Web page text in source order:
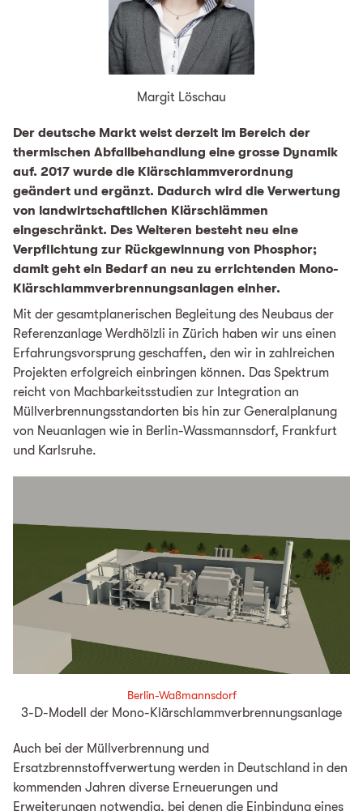
Margit Löschau
Der deutsche Markt weist derzeit im Bereich der
thermischen Abfallbehandlung eine grosse Dynamik
auf. 2017 wurde die Klärschlammverordnung
geändert und ergänzt. Dadurch wird die Verwertung
von landwirtschaftlichen Klärschlämmen
eingeschränkt. Des Weiteren besteht neu eine
Verpflichtung zur Rückgewinnung von Phosphor;
damit geht ein Bedarf an neu zu errichtenden Mono-
Klärschlammverbrennungsanlagen einher.
Mit der gesamtplanerischen Begleitung des Neubaus der
Referenzanlage Werdhölzli in Zürich haben wir uns einen
Erfahrungsvorsprung geschaffen, den wir in zahlreichen
Projekten erfolgreich einbringen können. Das Spektrum
reicht von Machbarkeitsstudien zur Integration an
Müllverbrennungsstandorten bis hin zur Generalplanung
von Neuanlagen wie in Berlin-Wassmannsdorf, Frankfurt
und Karlsruhe.
Berlin-Waßmannsdorf
3-D-Modell der Mono-Klärschlammverbrennungsanlage
Auch bei der Müllverbrennung und
Ersatzbrennstoffverwertung werden in Deutschland in den
kommenden Jahren diverse Erneuerungen und
Erweiterungen notwendig, bei denen die Einbindung eines